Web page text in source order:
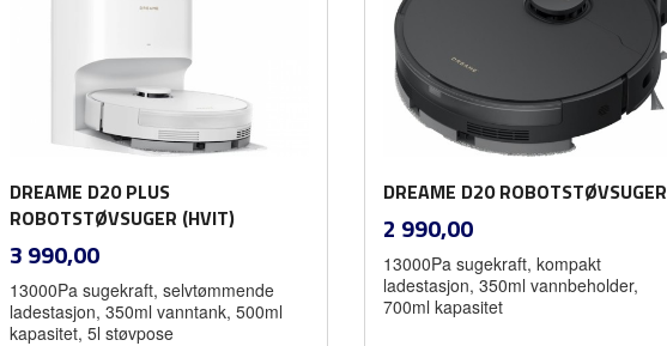
DREAME D20 PLUS
ROBOTSTØVSUGER (HVIT)
Pris
3 990,00mva.
13000Pa sugekraft, selvtømmende
ladestasjon, 350ml vanntank, 500ml
kapasitet, 5l støvpose
DREAME D20 ROBOTSTØVSUGER
Pris
2 990,00mva.
13000Pa sugekraft, kompakt
ladestasjon, 350ml vannbeholder,
700ml kapasitet